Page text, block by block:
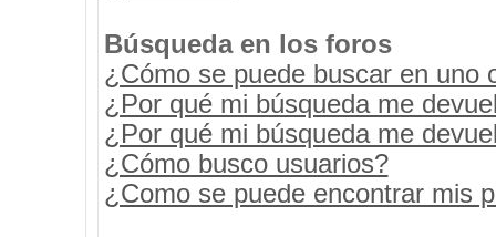
Búsqueda en los foros
¿Cómo se puede buscar en uno
¿Por qué mi búsqueda me
¿Por qué mi búsqueda me
¿Cómo busco usuarios?
¿Como se puede encontrar mis